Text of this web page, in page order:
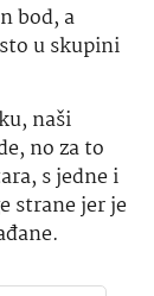
bod, a
u skupini
naši
no za to
s jedne i
strane jer je